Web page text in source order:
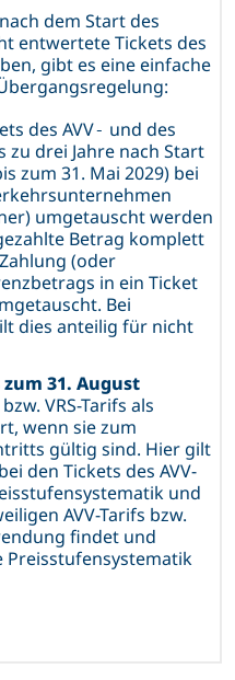
dem Start des
entwertete Tickets des
gibt es eine einfache
des AVV‑ und des
zu drei Jahre nach Start
zum 31. Mai 2029) bei
umgetauscht werden
Betrag komplett
(oder
in ein Ticket
Bei
dies anteilig für nicht
zum 31. August
VRS-Tarifs als
wenn sie zum
gültig sind. Hier gilt
den Tickets des AVV-
und
AVV-Tarifs bzw.
findet und